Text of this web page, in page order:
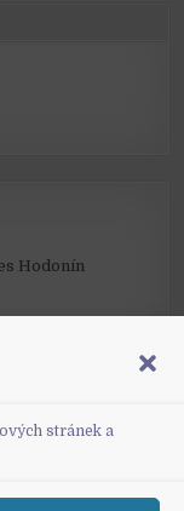
stránek a
Hodonín